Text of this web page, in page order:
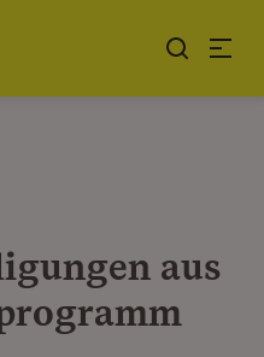
aus